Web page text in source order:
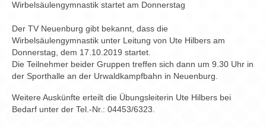
Veranstaltungen
Wirbelsäulengymnastik startet am Donnerstag
Der TV Neuenburg gibt bekannt, dass die
Wirbelsäulengymnastik unter Leitung von Ute Hilbers am
Donnerstag, dem 17.10.2019 startet.
Die Teilnehmer beider Gruppen treffen sich dann um 9.30 Uhr in
der Sporthalle an der Urwaldkampfbahn in Neuenburg.
Weitere Auskünfte erteilt die Übungsleiterin Ute Hilbers bei
Bedarf unter der Tel.-Nr.: 04453/6323.